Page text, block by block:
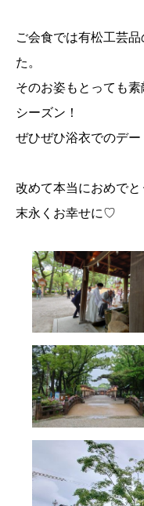
ご会食では有松工芸
た。
そのお姿もとっても
シーズン！
ぜひぜひ浴衣でのデー
改めて本当におめでと
末永くお幸せに♡